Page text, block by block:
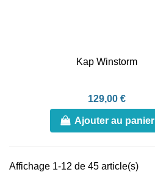
Kap Winstorm
129,00 €
Ajouter au panier
Affichage 1-12 de 45 article(s)